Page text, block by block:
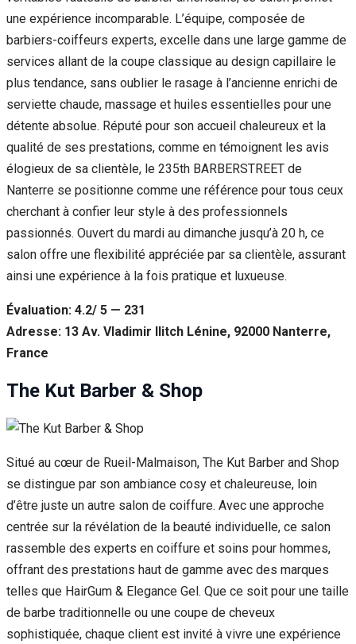
une expérience incomparable. L’équipe, composée de
barbiers-coiffeurs experts, excelle dans une large gamme de
services allant de la coupe classique au design capillaire le
plus tendance, sans oublier le rasage à l’ancienne enrichi de
serviette chaude, massage et huiles essentielles pour une
détente absolue. Réputé pour son accueil chaleureux et la
qualité de ses prestations, comme en témoignent les avis
élogieux de sa clientèle, le 235th BARBERSTREET de
Nanterre se positionne comme une référence pour tous ceux
cherchant à confier leur style à des professionnels
passionnés. Ouvert du mardi au dimanche jusqu’à 20 h, ce
salon offre une flexibilité appréciée par sa clientèle, assurant
ainsi une expérience à la fois pratique et luxueuse.
Évaluation: 4.2/ 5 — 231
Adresse: 13 Av. Vladimir Ilitch Lénine, 92000 Nanterre,
France
The Kut Barber & Shop
Situé au cœur de Rueil-Malmaison, The Kut Barber and Shop
se distingue par son ambiance cosy et chaleureuse, loin
d’être juste un autre salon de coiffure. Avec une approche
centrée sur la révélation de la beauté individuelle, ce salon
rassemble des experts en coiffure et soins pour hommes,
offrant des prestations haut de gamme avec des marques
telles que HairGum & Elegance Gel. Que ce soit pour une taille
de barbe traditionnelle ou une coupe de cheveux
sophistiquée, chaque client est invité à vivre une expérience